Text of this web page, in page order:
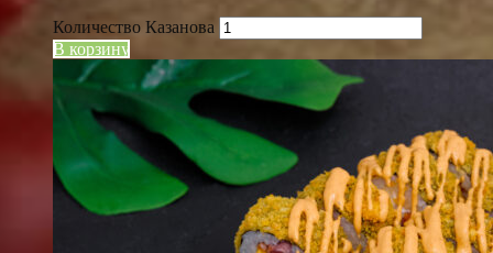
Количество Казанова
В корзину